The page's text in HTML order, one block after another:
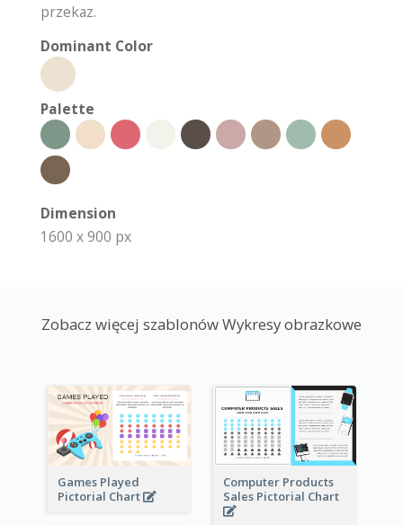
przekaz.
Dominant Color
Palette
Dimension
1600 x 900 px
Zobacz więcej szablonów Wykresy obrazkowe
Games Played
Pictorial Chart
Computer Products
Sales Pictorial Chart